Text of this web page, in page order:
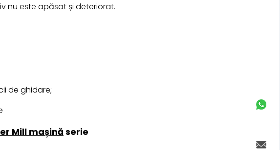
nu este apăsat și deteriorat.
de ghidare;
Mill mașinăserie